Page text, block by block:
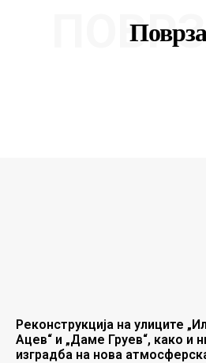
Реконструкција на улиците
Ацев“ и „Даме Груев“, како и
изградба на нова